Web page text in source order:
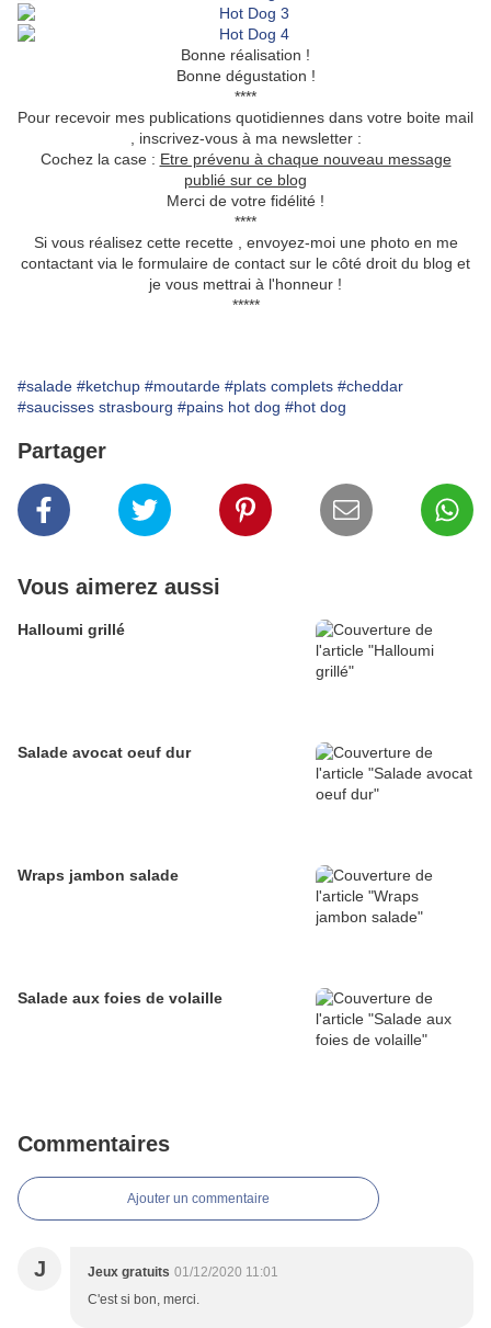
Bonne réalisation !
Bonne dégustation !
****
Pour recevoir mes publications quotidiennes dans votre boite mail
, inscrivez-vous à ma newsletter :
Cochez la case : Etre prévenu à chaque nouveau message
publié sur ce blog
Merci de votre fidélité !
****
Si vous réalisez cette recette , envoyez-moi une photo en me
contactant via le formulaire de contact sur le côté droit du blog et
je vous mettrai à l'honneur !
*****
#salade #ketchup #moutarde #plats complets #cheddar
#saucisses strasbourg #pains hot dog #hot dog
Partager
Vous aimerez aussi
Halloumi grillé
Salade avocat oeuf dur
Wraps jambon salade
Salade aux foies de volaille
Commentaires
Ajouter un commentaire
J Jeux gratuits 01/12/2020 11:01
C'est si bon, merci.